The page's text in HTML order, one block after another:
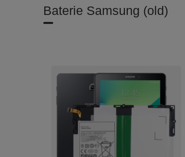
Baterie Samsung (old)